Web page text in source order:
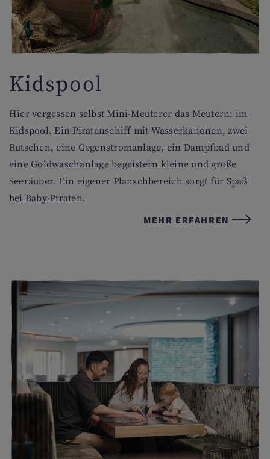
Kidspool
Hier vergessen selbst Mini-Meuterer das Meutern: im
Kidspool. Ein Piratenschiff mit Wasserkanonen, zwei
Rutschen, eine Gegenstromanlage, ein Dampfbad und
eine Goldwaschanlage begeistern kleine und große
Seeräuber. Ein eigener Planschbereich sorgt für Spaß
bei Baby-Piraten.
MEHR ERFAHREN